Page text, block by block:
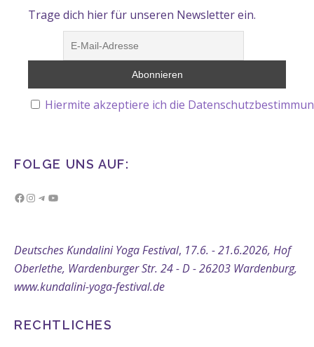
Trage dich hier für unseren Newsletter ein.
Hiermite akzeptiere ich die
FOLGE UNS AUF:
Facebook
Instagram
Telegram
Deutsches Kundalini Yoga Festival, 17.6. - 21.6.2026, Hof
Oberlethe, Wardenburger Str. 24 - D - 26203 Wardenburg,
www.kundalini-yoga-festival.de
RECHTLICHES